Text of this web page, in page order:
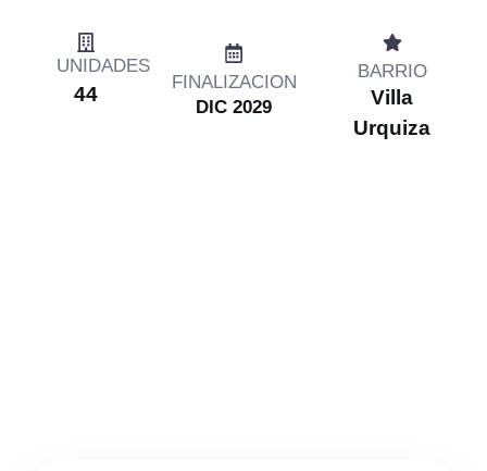
UNIDADES
44
FINALIZACION
DIC 2029
BARRIO
Villa
Urquiza